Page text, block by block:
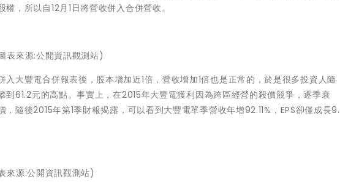
，所以自12月1日將營收併入合併營收。
表來源:公開資訊觀測站)
大豐電合併報表後，股本增加近1倍，營收增加1倍也是正常的，於是很多投資人隨
61.2元的高點。事實上，在2015年大豐電獲利因為跨區經營的殺價競爭，逐季衰
隨後2015年第1季財報揭露，可以看到大豐電單季營收年增92.11%，EPS卻僅成長9.
來源:公開資訊觀測站)